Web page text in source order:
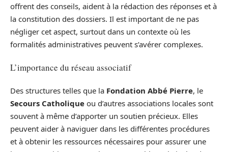
offrent des conseils, aident à la rédaction des réponses et à
la constitution des dossiers. Il est important de ne pas
négliger cet aspect, surtout dans un contexte où les
formalités administratives peuvent s’avérer complexes.
L’importance du réseau associatif
Des structures telles que la Fondation Abbé Pierre, le
Secours Catholique ou d’autres associations locales sont
souvent à même d’apporter un soutien précieux. Elles
peuvent aider à naviguer dans les différentes procédures
et à obtenir les ressources nécessaires pour assurer une